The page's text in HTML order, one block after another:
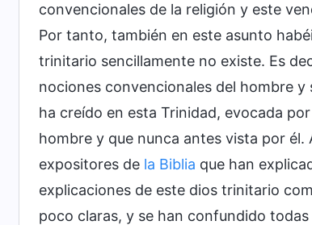
convencionales de la religión y este
Por tanto, también en este asunto
trinitario sencillamente no existe. Es
nociones convencionales del hombre
ha creído en esta Trinidad, evocada
hombre y que nunca antes vista por
expositores de la Biblia que han
explicaciones de este dios trinitario
poco claras, y se han confundido